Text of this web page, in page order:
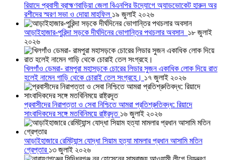
রিয়াদে প্রবাসী ব্রাহ্মণবাড়িয়া জেলা বিএনপির উদ্যোগে অ্যাডভোকেট হারুন অর
রশীদের স্মরণ সভা ও দোয়া মাহফিল ১৯ জুলাই ২০২৬
আড়াইহাজার-পুরিন্দা সড়কে দীর্ঘদিনের ভোগান্তির পথচলার অবসান ১৮ জুলাই
২০২৬
খিলগাঁও ডেমরা- রামপুরা মহাসড়কে চোরের লিডার সুজন একাধিক লোক দিয়ে রাত
হলেই নামেন গাড়ি থেকে চোরাই তেল সংগ্রহে। ১৭ জুলাই ২০২৬
প্রবাসীদের নিরাপত্তা ও সেবা নিশ্চিতে আমরা প্রতিশ্রুতিবদ্ধ: রিয়াদে
সাংবাদিকদের সঙ্গে মতবিনিময়ে রাষ্ট্রদূত ১৬ জুলাই ২০২৬
আড়াইহাজারে রেমিট্যান্স যোদ্ধা সিয়াম হত্যা মামলার প্রধান আসামি মতিন
গ্রেপ্তার ১৩ জুলাই ২০২৬